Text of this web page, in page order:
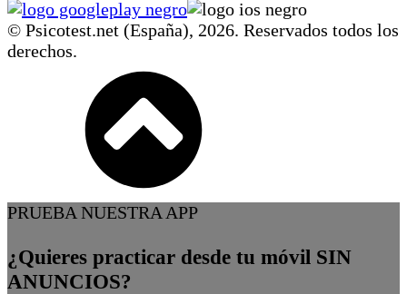
© Psicotest.net (España), 2026. Reservados todos los
derechos.
PRUEBA NUESTRA APP
¿Quieres practicar desde tu móvil SIN
ANUNCIOS?